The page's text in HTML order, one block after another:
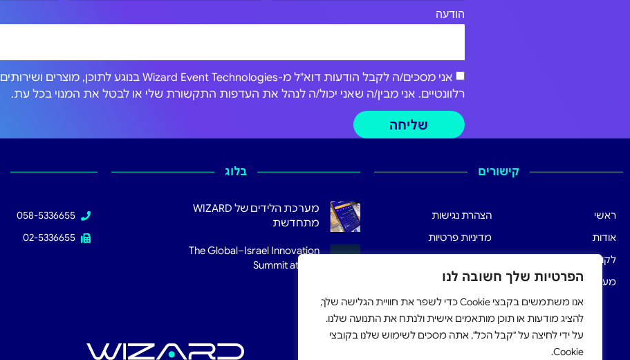
הפרטיות שלך חשובה לנו
אנו משתמשים בקבצי Cookie כדי לשפר את חוויית הגלישה שלך,
להציג מודעות או תוכן מותאמים אישית ולנתח את התנועה שלנו.
על ידי לחיצה על "קבל הכל", אתה מסכים לשימוש שלנו בקובצי
Cookie.
הודעה
אני מסכים/ה לקבל הודעות דוא"ל מ-Wizard Event Technologies בנוגע לתוכן, מוצרים ושירותים
רלוונטיים. אני מבין/ה שאני יכול/ה לנהל את העדפות התקשורת שלי או לבטל את המנוי בכל עת.
שליחה
קישורים
ראשי
אודות
לקוחותינו
מערכת הרישום
הצהרת נגישות
מדיניות פרטיות
בלוג
מערכת הלידים של WIZARD
מתחדשת
The Global–Israel Innovation
Summit at RSA
058-5336655
02-5336655